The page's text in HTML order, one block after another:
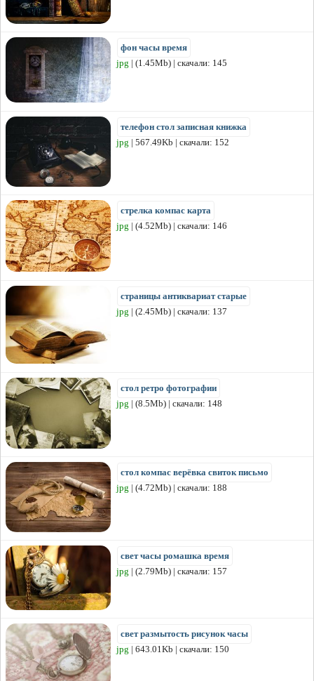
фон часы время
jpg | (1.45Mb) | скачали: 145
телефон стол записная книжка
jpg | 567.49Kb | скачали: 152
стрелка компас карта
jpg | (4.52Mb) | скачали: 146
страницы антиквариат старые
jpg | (2.45Mb) | скачали: 137
стол ретро фотографии
jpg | (8.5Mb) | скачали: 148
стол компас верёвка свиток письмо
jpg | (4.72Mb) | скачали: 188
свет часы ромашка время
jpg | (2.79Mb) | скачали: 157
свет размытость рисунок часы
jpg | 643.01Kb | скачали: 150